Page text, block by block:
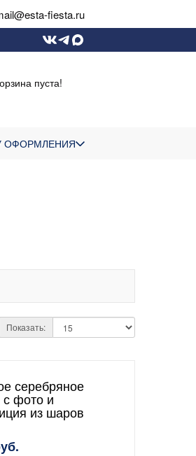
fiesta.ru
пуста!
ОФОРМЛЕНИЯ
Показать:
серебряное
фото и
из шаров